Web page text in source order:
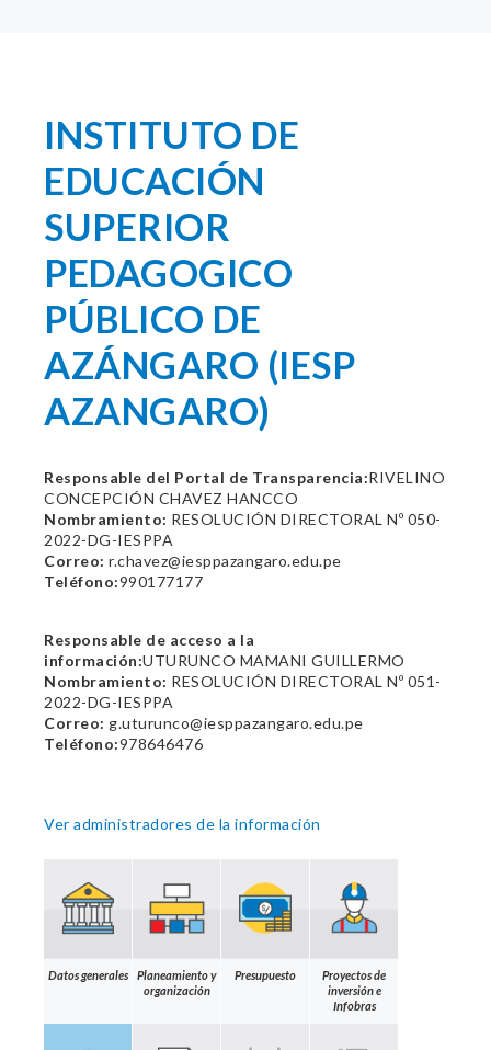
INSTITUTO DE
EDUCACIÓN
SUPERIOR
PEDAGOGICO
PÚBLICO DE
AZÁNGARO (IESP
AZANGARO)
Responsable del Portal de Transparencia:RIVELINO
CONCEPCIÓN CHAVEZ HANCCO
Nombramiento: RESOLUCIÓN DIRECTORAL Nº 050-
2022-DG-IESPPA
Correo: r.chavez@iesppazangaro.edu.pe
Teléfono:990177177
Responsable de acceso a la
información:UTURUNCO MAMANI GUILLERMO
Nombramiento: RESOLUCIÓN DIRECTORAL Nº 051-
2022-DG-IESPPA
Correo: g.uturunco@iesppazangaro.edu.pe
Teléfono:978646476
Ver administradores de la información
Datos generales
Planeamiento y
organización
Presupuesto
Proyectos de
inversión e
Infobras